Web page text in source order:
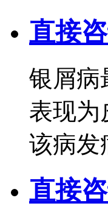
直接
银屑病
表现为
该病
直接